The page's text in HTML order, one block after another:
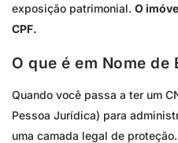
exposição patrimonial. O
CPF.
O que é em Nome de
Quando você passa a ter um
Pessoa Jurídica) para
uma camada legal de